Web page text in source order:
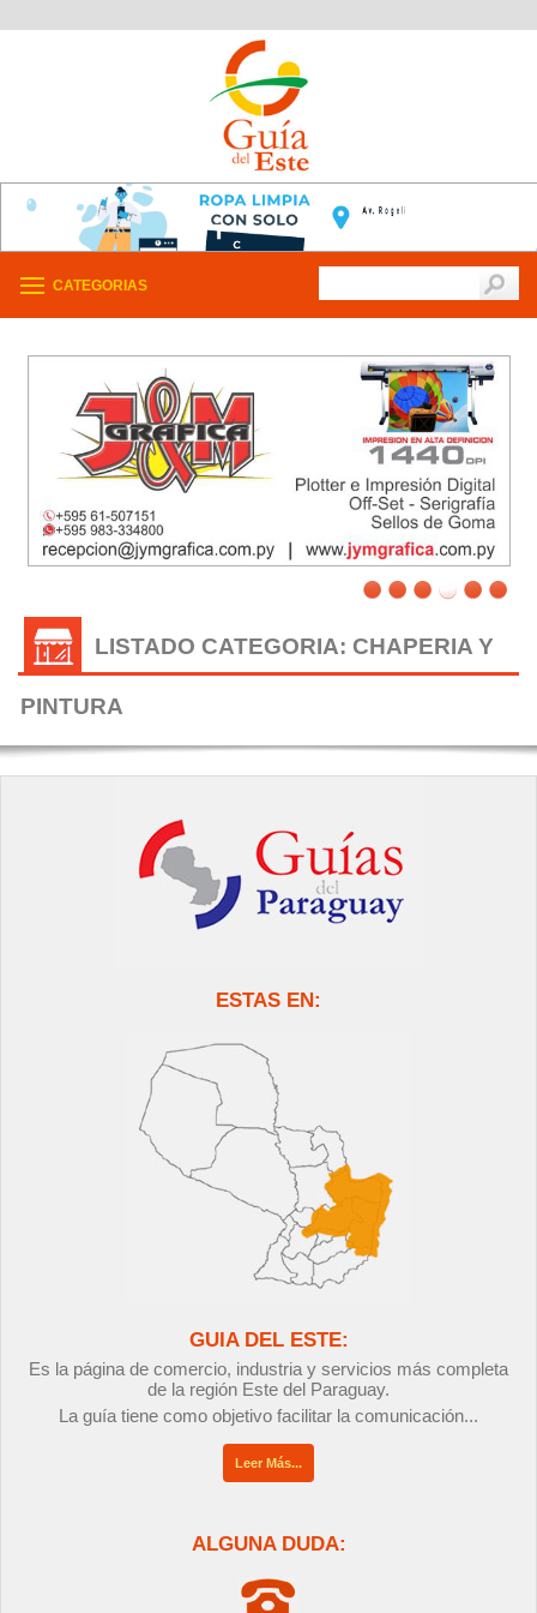
CATEGORIAS
LISTADO CATEGORIA: CHAPERIA Y
PINTURA
ESTAS EN:
GUIA DEL ESTE:
Es la página de comercio, industria y servicios más completa
de la región Este del Paraguay.
La guía tiene como objetivo facilitar la comunicación...
Leer Más...
ALGUNA DUDA: